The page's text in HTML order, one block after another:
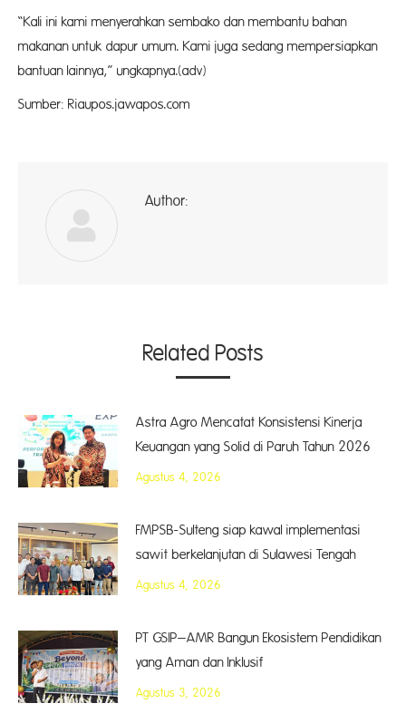
“Kali ini kami menyerahkan sembako dan membantu bahan
makanan untuk dapur umum. Kami juga sedang mempersiapkan
bantuan lainnya,” ungkapnya.(adv)
Sumber: Riaupos.jawapos.com
Author:
Related Posts
Astra Agro Mencatat Konsistensi Kinerja
Keuangan yang Solid di Paruh Tahun 2026
Agustus 4, 2026
FMPSB-Sulteng siap kawal implementasi
sawit berkelanjutan di Sulawesi Tengah
Agustus 4, 2026
PT GSIP–AMR Bangun Ekosistem Pendidikan
yang Aman dan Inklusif
Agustus 3, 2026